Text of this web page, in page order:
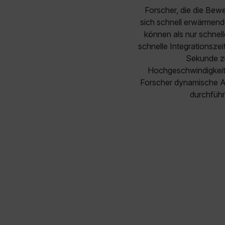
Forscher, die die
sich schnell
können als nur
schnelle
Sekunde
Forscher dynamische